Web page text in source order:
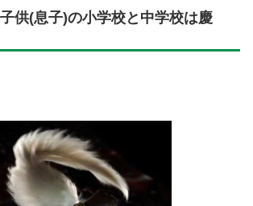
供(息子)の小学校と中学校は慶